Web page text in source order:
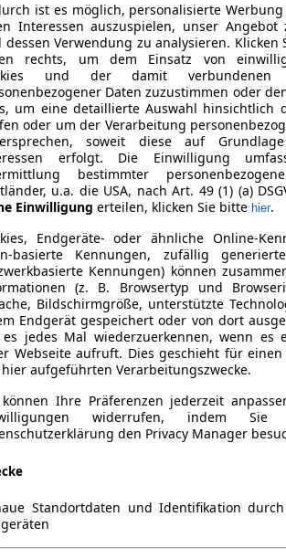
ist es möglich, personalisierte
Interessen auszuspielen, unser Angebot
dessen Verwendung zu analysieren. Klicken
rechts, um dem Einsatz von
und der damit verbundenen
Daten zuzustimmen oder
um eine detaillierte Auswahl hinsichtlich
oder um der Verarbeitung
soweit diese auf
erfolgt. Die Einwilligung
bestimmter
u.a. die USA, nach Art. 49 (1) (a)
Einwilligung erteilen, klicken Sie bitte hier.
Endgeräte- oder ähnliche Online-
basierte Kennungen, zufällig
Kennungen) können
(z. B. Browsertyp und
Bildschirmgröße, unterstützte
Endgerät gespeichert oder von dort
jedes Mal wiederzuerkennen, wenn es
Webseite aufruft. Dies geschieht für
aufgeführten Verarbeitungszwecke.
Ihre Präferenzen jederzeit
widerrufen, indem
den Privacy Manager
Standortdaten und Identifikation
SUV / Pickup Angebote
2WD*LAGERWAGEN-
60 Monatekm/Jahr:10.000Benzin
163 PS
2026AutomatikSUV / Pickup4 Türen
· 194 g/km CO2* · CO2-Klasse G